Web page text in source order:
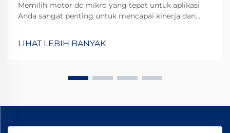
Memilih motor dc mikro yang tepat untuk aplikasi
Anda sangat penting untuk mencapai kinerja dan
komponen penting dalam berbagai industri, mulai
LIHAT LEBIH BANYAK